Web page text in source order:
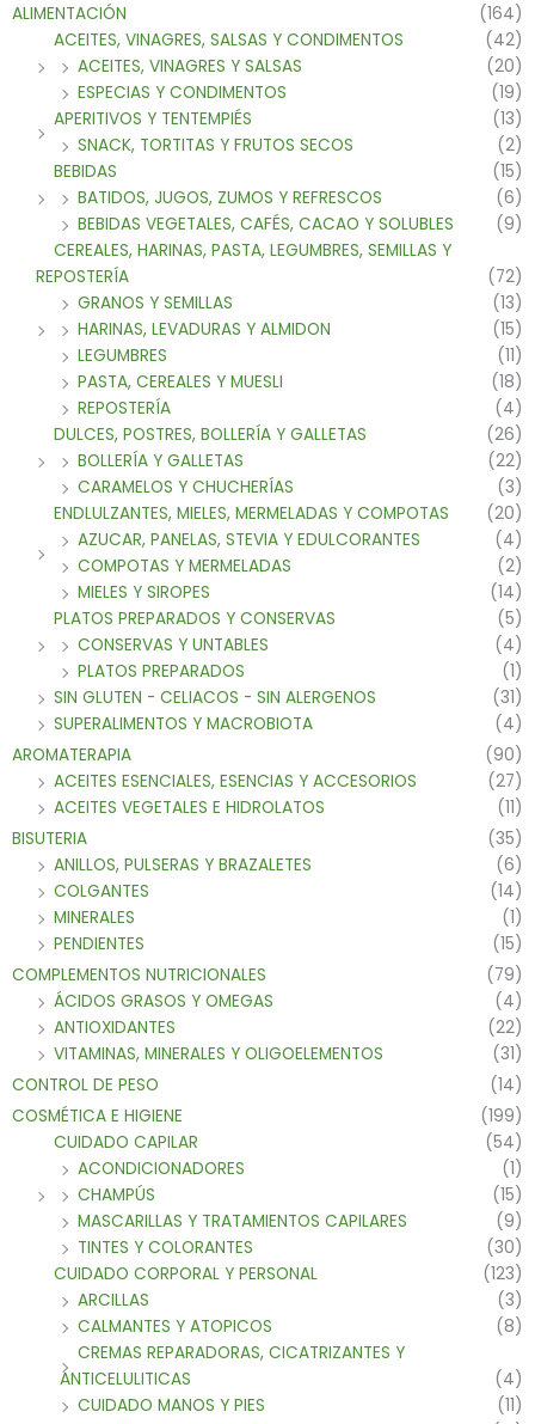
ALIMENTACIÓN
(164)
ACEITES, VINAGRES, SALSAS Y CONDIMENTOS
(42)
ACEITES, VINAGRES Y SALSAS
(20)
ESPECIAS Y CONDIMENTOS
(19)
APERITIVOS Y TENTEMPIÉS
(13)
SNACK, TORTITAS Y FRUTOS SECOS
(2)
BEBIDAS
(15)
BATIDOS, JUGOS, ZUMOS Y REFRESCOS
(6)
BEBIDAS VEGETALES, CAFÉS, CACAO Y SOLUBLES
(9)
CEREALES, HARINAS, PASTA, LEGUMBRES, SEMILLAS Y
REPOSTERÍA
(72)
GRANOS Y SEMILLAS
(13)
HARINAS, LEVADURAS Y ALMIDON
(15)
LEGUMBRES
(11)
PASTA, CEREALES Y MUESLI
(18)
REPOSTERÍA
(4)
DULCES, POSTRES, BOLLERÍA Y GALLETAS
(26)
BOLLERÍA Y GALLETAS
(22)
CARAMELOS Y CHUCHERÍAS
(3)
ENDLULZANTES, MIELES, MERMELADAS Y COMPOTAS
(20)
AZUCAR, PANELAS, STEVIA Y EDULCORANTES
(4)
COMPOTAS Y MERMELADAS
(2)
MIELES Y SIROPES
(14)
PLATOS PREPARADOS Y CONSERVAS
(5)
CONSERVAS Y UNTABLES
(4)
PLATOS PREPARADOS
(1)
SIN GLUTEN - CELIACOS - SIN ALERGENOS
(31)
SUPERALIMENTOS Y MACROBIOTA
(4)
AROMATERAPIA
(90)
ACEITES ESENCIALES, ESENCIAS Y ACCESORIOS
(27)
ACEITES VEGETALES E HIDROLATOS
(11)
BISUTERIA
(35)
ANILLOS, PULSERAS Y BRAZALETES
(6)
COLGANTES
(14)
MINERALES
(1)
PENDIENTES
(15)
COMPLEMENTOS NUTRICIONALES
(79)
ÁCIDOS GRASOS Y OMEGAS
(4)
ANTIOXIDANTES
(22)
VITAMINAS, MINERALES Y OLIGOELEMENTOS
(31)
CONTROL DE PESO
(14)
COSMÉTICA E HIGIENE
(199)
CUIDADO CAPILAR
(54)
ACONDICIONADORES
(1)
CHAMPÚS
(15)
MASCARILLAS Y TRATAMIENTOS CAPILARES
(9)
TINTES Y COLORANTES
(30)
CUIDADO CORPORAL Y PERSONAL
(123)
ARCILLAS
(3)
CALMANTES Y ATOPICOS
(8)
CREMAS REPARADORAS, CICATRIZANTES Y
ANTICELULITICAS
(4)
CUIDADO MANOS Y PIES
(11)